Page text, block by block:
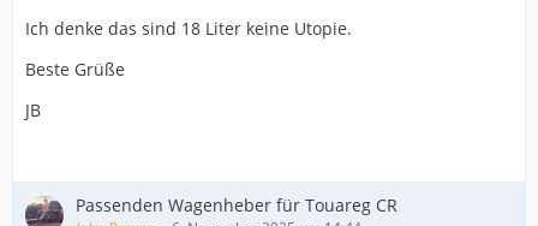
Ich denke das sind 18 Liter keine Utopie.
Beste Grüße
JB
Passenden Wagenheber für Touareg CR